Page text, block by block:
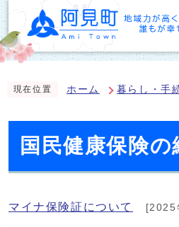
現在位置 ホーム 暮らし・手
国民健康保険の
マイナ保険証について [2025